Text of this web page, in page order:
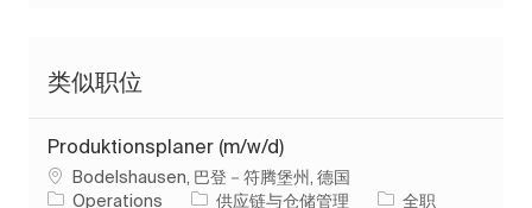
类似职位
Produktionsplaner (m/w/d)
位置Bodelshausen, 巴登－符腾堡州, 德国
Operations
类别供应链与仓储管理 工作类型
全职